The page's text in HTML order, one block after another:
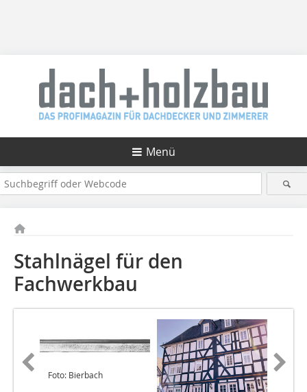
Menü
Stahlnägel für den
Fachwerkbau
Foto: Bierbach